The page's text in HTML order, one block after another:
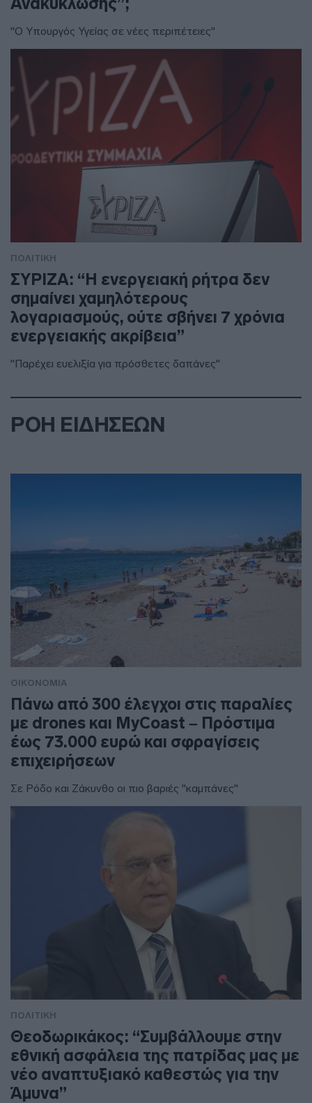
"Ο Υπουργός Υγείας σε νέες περιπέτειες"
ΠΟΛΙΤΙΚΗ
ΣΥΡΙΖΑ: “Η ενεργειακή ρήτρα δεν
σημαίνει χαμηλότερους
λογαριασμούς, ούτε σβήνει 7 χρόνια
ενεργειακής ακρίβεια”
"Παρέχει ευελιξία για πρόσθετες δαπάνες"
ΡΟΗ ΕΙΔΗΣΕΩΝ
ΟΙΚΟΝΟΜΙΑ
Πάνω από 300 έλεγχοι στις παραλίες
με drones και MyCoast – Πρόστιμα
έως 73.000 ευρώ και σφραγίσεις
επιχειρήσεων
Σε Ρόδο και Ζάκυνθο οι πιο βαριές "καμπάνες"
ΠΟΛΙΤΙΚΗ
Θεοδωρικάκος: “Συμβάλλουμε στην
εθνική ασφάλεια της πατρίδας μας με
νέο αναπτυξιακό καθεστώς για την
Άμυνα”